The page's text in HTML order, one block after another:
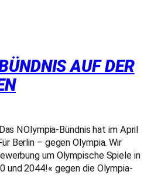
AUF DER
NOlympia-Bündnis hat im April
Berlin – gegen Olympia. Wir
um Olympische Spiele in
und 2044!« gegen die Olympia-